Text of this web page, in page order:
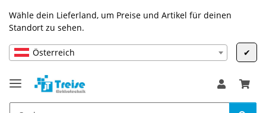
Wähle dein Lieferland, um Preise und Artikel für deinen
Standort zu sehen.
Österreich ✔